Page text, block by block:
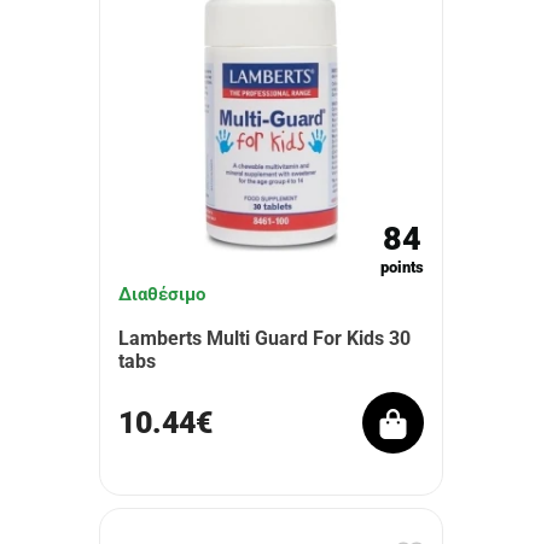
84
points
Διαθέσιμο
Lamberts Multi Guard For Kids 30
tabs
10.44€